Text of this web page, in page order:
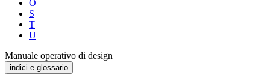
O
S
T
U
Manuale operativo di design
indici e glossario